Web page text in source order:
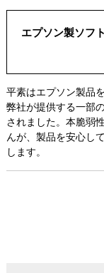
エプソン製ソフ
平素はエプソン製品
弊社が提供する一部
されました。本脆弱
んが、製品を安心し
します。